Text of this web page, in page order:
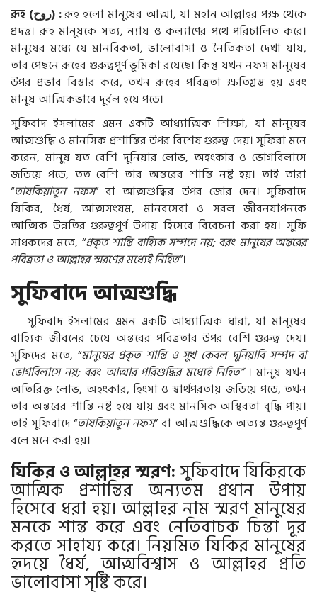
রূহ (روح) :রূহ হলো মানুষের আত্মা, যা মহান আল্লাহর পক্ষ থেকে
প্রদত্ত। রূহ মানুষকে সত্য, ন্যায় ও কল্যাণের পথে পরিচালিত করে।
মানুষের মধ্যে যে মানবিকতা, ভালোবাসা ও নৈতিকতা দেখা যায়,
তার পেছনে রূহের গুরুত্বপূর্ণ ভূমিকা রয়েছে। কিন্তু যখন নফস মানুষের
উপর প্রভাব বিস্তার করে, তখন রূহের পবিত্রতা ক্ষতিগ্রস্ত হয় এবং
মানুষ আত্মিকভাবে দুর্বল হয়ে পড়ে।
সুফিবাদ ইসলামের এমন একটি আধ্যাত্মিক শিক্ষা, যা মানুষের
আত্মশুদ্ধি ও মানসিক প্রশান্তির উপর বিশেষ গুরুত্ব দেয়। সুফিরা মনে
করেন, মানুষ যত বেশি দুনিয়ার লোভ, অহংকার ও ভোগবিলাসে
জড়িয়ে পড়ে, তত বেশি তার অন্তরের শান্তি নষ্ট হয়। তাই তারা
“তাযকিয়াতুন নফস” বা আত্মশুদ্ধির উপর জোর দেন। সুফিবাদে
যিকির, ধৈর্য, আত্মসংযম, মানবসেবা ও সরল জীবনযাপনকে
আত্মিক উন্নতির গুরুত্বপূর্ণ উপায় হিসেবে বিবেচনা করা হয়। সুফি
সাধকদের মতে, “প্রকৃত শান্তি বাহ্যিক সম্পদে নয়; বরং মানুষের অন্তরের
পবিত্রতা ও আল্লাহর স্মরণের মধ্যেই নিহিত”।
সুফিবাদে আত্মশুদ্ধি
সুফিবাদ ইসলামের এমন একটি আধ্যাত্মিক ধারা, যা মানুষের
বাহ্যিক জীবনের চেয়ে অন্তরের পবিত্রতার উপর বেশি গুরুত্ব দেয়।
সুফিদের মতে, “মানুষের প্রকৃত শান্তি ও সুখ কেবল দুনিয়াবি সম্পদ বা
ভোগবিলাসে নয়; বরং আত্মার পরিশুদ্ধির মধ্যেই নিহিত”। মানুষ যখন
অতিরিক্ত লোভ, অহংকার, হিংসা ও স্বার্থপরতায় জড়িয়ে পড়ে, তখন
তার অন্তরের শান্তি নষ্ট হয়ে যায় এবং মানসিক অস্থিরতা বৃদ্ধি পায়।
তাই সুফিবাদে “তাযকিয়াতুন নফস” বা আত্মশুদ্ধিকে অত্যন্ত গুরুত্বপূর্ণ
বলে মনে করা হয়।
যিকির ও আল্লাহর স্মরণ:সুফিবাদে যিকিরকে
আত্মিক প্রশান্তির অন্যতম প্রধান উপায়
হিসেবে ধরা হয়। আল্লাহর নাম স্মরণ মানুষের
মনকে শান্ত করে এবং নেতিবাচক চিন্তা দূর
করতে সাহায্য করে। নিয়মিত যিকির মানুষের
হৃদয়ে ধৈর্য, আত্মবিশ্বাস ও আল্লাহর প্রতি
ভালোবাসা সৃষ্টি করে।